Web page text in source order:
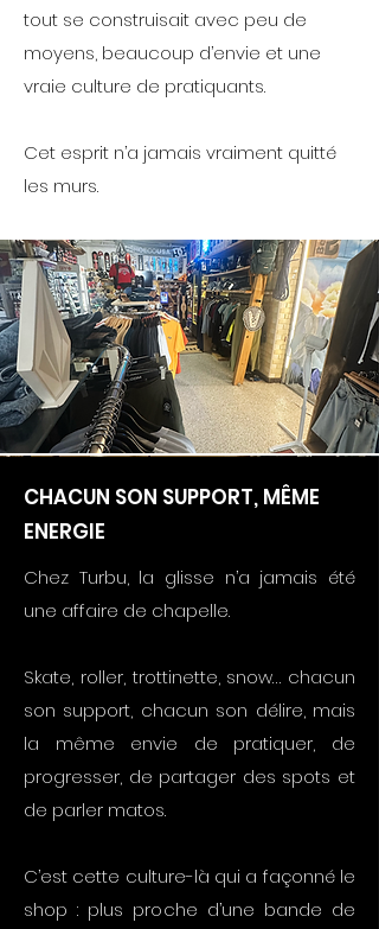
tout se construisait avec peu de
moyens, beaucoup d’envie et une
vraie culture de pratiquants.
Cet esprit n’a jamais vraiment quitté
les murs.
CHACUN SON SUPPORT, MÊME
ENERGIE
Chez Turbu, la glisse n’a jamais été
une affaire de chapelle.
Skate, roller, trottinette, snow… chacun
son support, chacun son délire, mais
la même envie de pratiquer, de
progresser, de partager des spots et
de parler matos.
C’est cette culture-là qui a façonné le
shop : plus proche d’une bande de